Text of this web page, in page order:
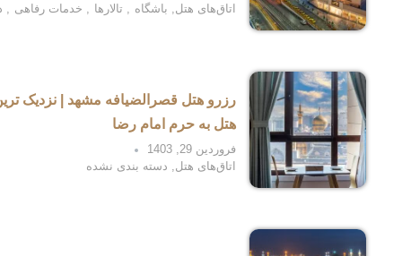
اتاق‌های هتل, باشگاه , تالارها , خدمات رفاهی ,
رزرو هتل قصرالضیافه مشهد | نزدیک
هتل به حرم امام رضا
فروردین 29, 1403
اتاق‌های هتل, دسته بندی نشده